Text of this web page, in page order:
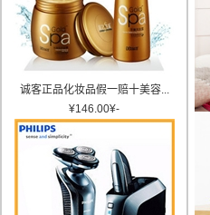
诚客正品化妆品假一赔十美容...
¥146.00¥-